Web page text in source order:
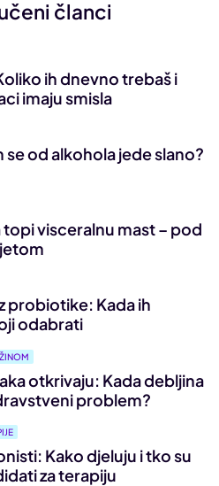
članci
ih dnevno trebaš i
imaju smisla
se od alkohola jede slano?
topi visceralnu mast – pod
probiotike: Kada ih
odabrati
otkrivaju: Kada debljina
problem?
Kako djeluju i tko su
za terapiju